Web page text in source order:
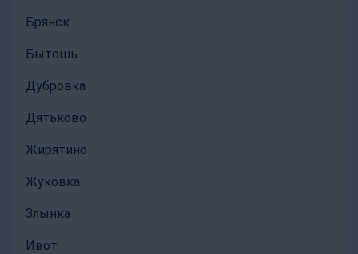
Брянск
Бытошь
Дубровка
Дятьково
Жирятино
Жуковка
Злынка
Ивот